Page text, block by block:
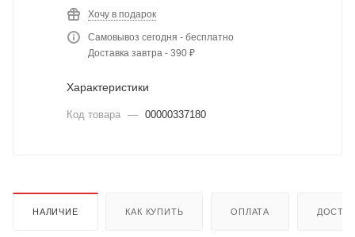
Хочу в подарок
Самовывоз сегодня - бесплатно
Доставка завтра - 390 ₽
Характеристики
Код товара — 00000337180
НАЛИЧИЕ КАК КУПИТЬ ОПЛАТА